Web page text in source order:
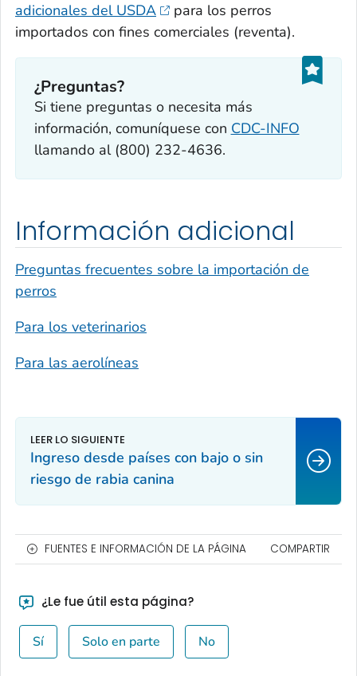
adicionales del USDA
para los perros
importados con fines comerciales (reventa).
¿Preguntas?
Si tiene preguntas o necesita más
información, comuníquese con CDC-INFO
llamando al (800) 232-4636.
Información adicional
Preguntas frecuentes sobre la importación de
perros
Para los veterinarios
Para las aerolíneas
Ingreso desde países con bajo o sin
riesgo de rabia canina
FUENTES E INFORMACIÓN DE LA PÁGINA COMPARTIR
¿Le fue útil esta página?
Sí Solo en parte No